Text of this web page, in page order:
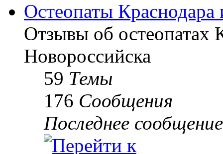
Остеопаты Краснодара
Отзывы об остеопатах
Новороссийска
59 Темы
176 Сообщения
Последнее сообщение